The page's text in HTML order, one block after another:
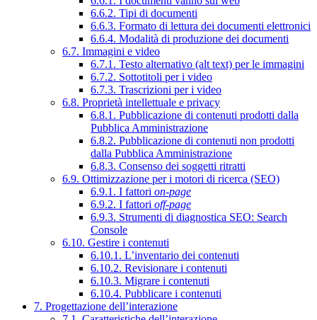
6.6.2. Tipi di documenti
6.6.3. Formato di lettura dei documenti elettronici
6.6.4. Modalità di produzione dei documenti
6.7. Immagini e video
6.7.1. Testo alternativo (alt text) per le immagini
6.7.2. Sottotitoli per i video
6.7.3. Trascrizioni per i video
6.8. Proprietà intellettuale e privacy
6.8.1. Pubblicazione di contenuti prodotti dalla
Pubblica Amministrazione
6.8.2. Pubblicazione di contenuti non prodotti
dalla Pubblica Amministrazione
6.8.3. Consenso dei soggetti ritratti
6.9. Ottimizzazione per i motori di ricerca (SEO)
6.9.1. I fattori on-page
6.9.2. I fattori off-page
6.9.3. Strumenti di diagnostica SEO: Search
Console
6.10. Gestire i contenuti
6.10.1. L’inventario dei contenuti
6.10.2. Revisionare i contenuti
6.10.3. Migrare i contenuti
6.10.4. Pubblicare i contenuti
7. Progettazione dell’interazione